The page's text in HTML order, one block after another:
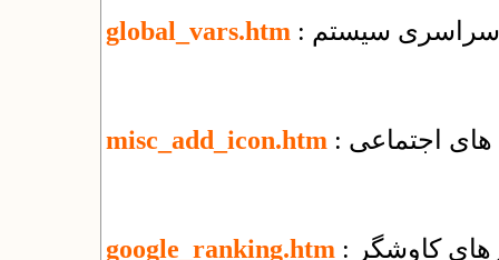
global_vars.htm سراسری سیستم
misc_add_icon.htm اجتماعی
google_ranking.htm کاوشگر